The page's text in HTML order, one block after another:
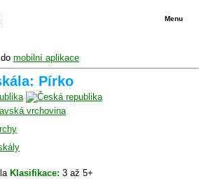
Menu
mobilní aplikace
Pírko
vrchovina
Klasifikace: 3 až 5+